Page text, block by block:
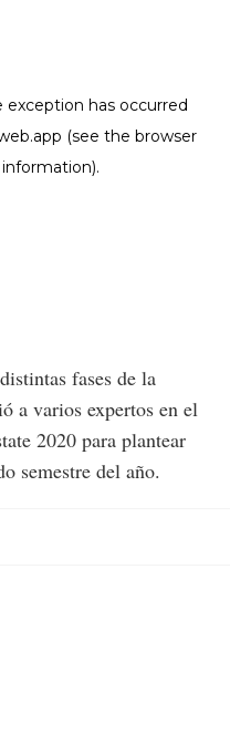
fases de la
a varios expertos en el
2020 para plantear
semestre del año.